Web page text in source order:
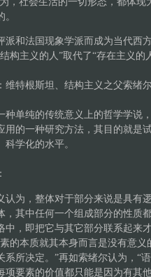
派和法国现象学派而成为当代西
构主义的人”取代了“存在主义的
维特根斯坦、结构主义之父索绪
种单纯的传统意义上的哲学学说
用的一种研究方法，其目的就是
学化的水平。
认为，整体对于部分来说是具有
，其中任何一个组成部分的性质
中，即把它与其它部分联系起来
的本质就其本身而言是没有意
所决定。”再如索绪尔认为，“
项要素的价值都只能是因为有其